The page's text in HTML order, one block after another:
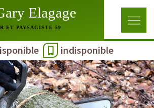
Elagage
ET PAYSAGISTE 59
indisponible